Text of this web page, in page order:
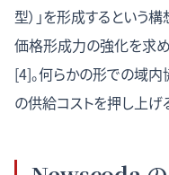
型）」を形成するという
価格形成力の強化を求
[4]。何らかの形での域
の供給コストを押し上げ